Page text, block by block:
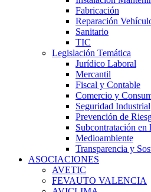
Fabricación
Reparación
Sanitario
TIC
Legislación Temática
Jurídico Laboral
Mercantil
Fiscal y Contable
Comercio y
Seguridad Industrial
Prevención de
Subcontratación en
Medioambiente
Transparencia y
ASOCIACIONES
AVETIC
FEVAUTO VALENCIA